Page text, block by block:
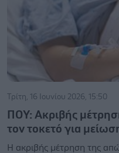
Τρίτη, 16 Ιουνίου 2026, 15:50
ΠΟΥ: Ακριβής
τον τοκετό για
Η ακριβής μέτρηση της